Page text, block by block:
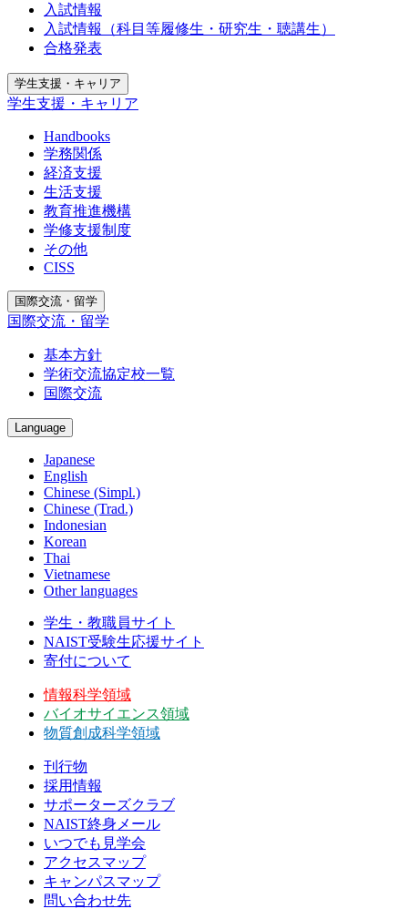
入試情報
入試情報（科目等履修生・研究生・聴講生）
合格発表
学生支援・キャリア
学生支援・キャリア
Handbooks
学務関係
経済支援
生活支援
教育推進機構
学修支援制度
その他
CISS
国際交流・留学
国際交流・留学
基本方針
学術交流協定校一覧
国際交流
Language
Japanese
English
Chinese (Simpl.)
Chinese (Trad.)
Indonesian
Korean
Thai
Vietnamese
Other languages
学生・教職員サイト
NAIST受験生応援サイト
寄付について
情報科学領域
バイオサイエンス領域
物質創成科学領域
刊行物
採用情報
サポーターズクラブ
NAIST終身メール
いつでも見学会
アクセスマップ
キャンパスマップ
問い合わせ先